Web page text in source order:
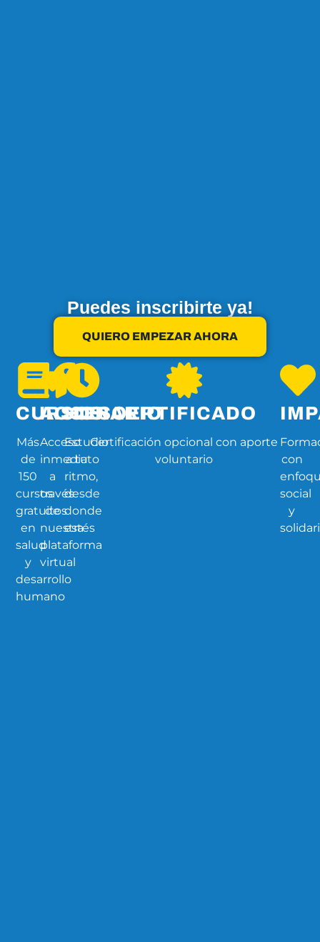
Puedes inscribirte ya!
QUIERO EMPEZAR AHORA
CURSOS
Más
de
150
cursos
gratuitos
en
salud
y
desarrollo
humano
ACCESO
Acceso
inmediato
a
través
de
nuestra
plataforma
virtual
HORARIO
Estudio
a tu
ritmo,
desde
donde
estés
CERTIFICADO
Certificación opcional con aporte
voluntario
con
social
y